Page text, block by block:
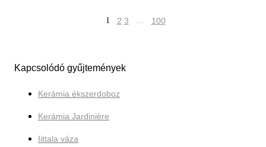
1 2 3 … 100
Kapcsolódó gyűjtemények
Kerámia ékszerdoboz
Kerámia Jardinière
Iittala váza